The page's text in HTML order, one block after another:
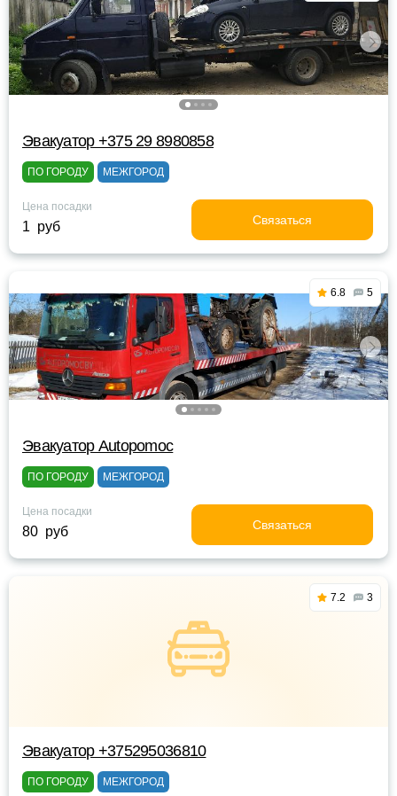
Эвакуатор +375 29 8980858
ПО ГОРОДУ МЕЖГОРОД
Цена посадки
1 руб Связаться
6.8 5
Эвакуатор Autopomoc
ПО ГОРОДУ МЕЖГОРОД
Цена посадки
80 руб Связаться
7.2 3
Эвакуатор +375295036810
ПО ГОРОДУ МЕЖГОРОД